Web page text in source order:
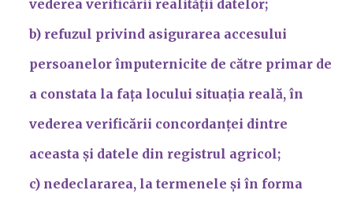
vederea verificării realității datelor;
b) refuzul privind asigurarea accesului
persoanelor împuternicite de către primar de
a constata la fața locului situația reală, în
vederea verificării concordanței dintre
aceasta și datele din registrul agricol;
c) nedeclararea, la termenele și în forma